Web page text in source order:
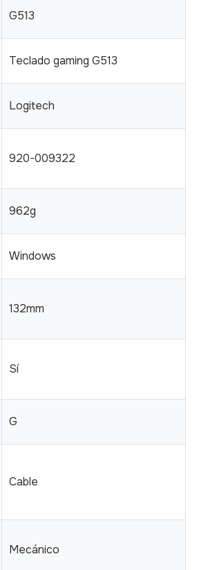
G513
Teclado gaming G513
Logitech
920-009322
962g
Windows
132mm
Sí
G
Cable
Mecánico